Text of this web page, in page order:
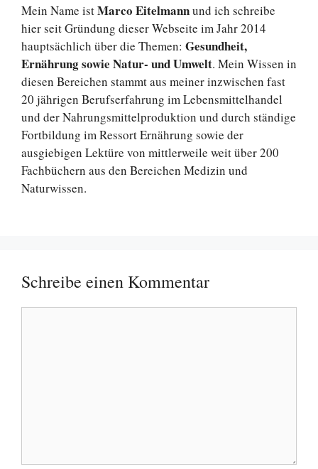
Mein Name istMarco Eitelmannund ich schreibe
hier seit Gründung dieser Webseite im Jahr 2014
hauptsächlich über die Themen: Gesundheit,
Ernährung sowie Natur- und Umwelt. Mein Wissen in
diesen Bereichen stammt aus meiner inzwischen fast
20 jährigen Berufserfahrung im Lebensmittelhandel
und der Nahrungsmittelproduktion und durch ständige
Fortbildung im Ressort Ernährung sowie der
ausgiebigen Lektüre von mittlerweile weit über 200
Fachbüchern aus den Bereichen Medizin und
Naturwissen.
Schreibe einen Kommentar